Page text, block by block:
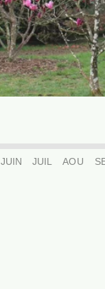
JUIN JUIL AOU